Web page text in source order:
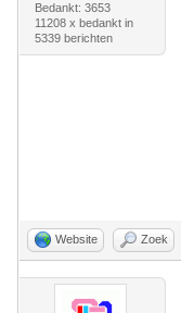
Bedankt: 3653
11208 x bedankt in
5339 berichten
Website Zoek